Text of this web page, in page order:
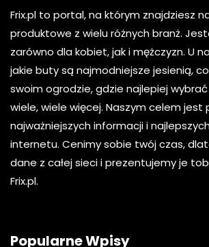
Frix.pl to portal, na którym znajdziesz
produktowe z wielu różnych branż.
zarówno dla kobiet, jak i mężczyzn. U
jakie buty są najmodniejsze jesienią,
swoim ogrodzie, gdzie najlepiej
wiele, wiele więcej. Naszym celem jest
najważniejszych informacji i
internetu. Cenimy sobie twój czas,
dane z całej sieci i prezentujemy je
Frix.pl.
Popularne Wpisy